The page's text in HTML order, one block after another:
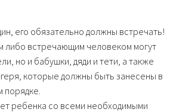
его обязательно должны встречать!
встречающим человеком могут
но и бабушки, дяди и тети, а также
которые должны быть занесены в
порядке.
ребенка со всеми необходимыми